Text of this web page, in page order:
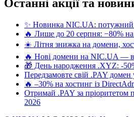
Останні акції та
✨ Новинка NIC.UA: потужний
🔥 Лише до 20 серпня: −80%
☀️ Літня знижка на домени,
🔥 Нові домени на NIC.UA —
🎁 День народження .XYZ: -
Передзамовте свій .PAY домен
🔥 –30% на хостинг із
Отримай .PAY за пріоритетом
2026